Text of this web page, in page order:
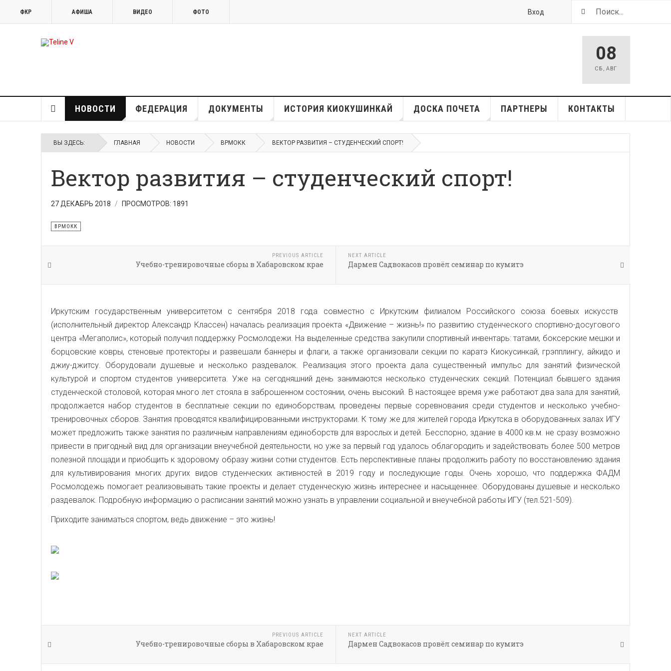
ФКР АФИША ВИДЕО ФОТО Вход
08
СБ ,АВГ
НОВОСТИ ФЕДЕРАЦИЯ ДОКУМЕНТЫ ИСТОРИЯ КИОКУШИНКАЙ ДОСКА ПОЧЕТА ПАРТНЕРЫ КОНТАКТЫ
ВЫ ЗДЕСЬ: ГЛАВНАЯ НОВОСТИ ВРМОКК ВЕКТОР РАЗВИТИЯ – СТУДЕНЧЕСКИЙ СПОРТ!
Вектор развития – студенческий спорт!
27 ДЕКАБРЬ 2018 ПРОСМОТРОВ: 1891
ВРМОКК
PREVIOUS ARTICLE
Учебно-тренировочные сборы в Хабаровском крае
NEXT ARTICLE
Дармен Садвокасов провёл семинар по кумитэ
Иркутским государственным университетом с сентября 2018 года совместно с Иркутским филиалом Российского союза боевых искусств
(исполнительный директор Александр Классен) началась реализация проекта «Движение – жизнь!» по развитию студенческого спортивно-досугового
центра «Мегаполис», который получил поддержку Росмолодежи. На выделенные средства закупили спортивный инвентарь: татами, боксерские мешки и
борцовские ковры, стеновые протекторы и развешали баннеры и флаги, а также организовали секции по каратэ Киокусинкай, грэпплингу, айкидо и
джиу-джитсу. Оборудовали душевые и несколько раздевалок. Реализация этого проекта дала существенный импульс для занятий физической
культурой и спортом студентов университета. Уже на сегодняшний день занимаются несколько студенческих секций. Потенциал бывшего здания
студенческой столовой, которая много лет стояла в заброшенном состоянии, очень высокий. В настоящее время уже работают два зала для занятий,
продолжается набор студентов в бесплатные секции по единоборствам, проведены первые соревнования среди студентов и несколько учебно-
тренировочных сборов. Занятия проводятся квалифицированными инструкторами. К тому же для жителей города Иркутска в оборудованных залах ИГУ
может предложить также занятия по различным направлениям единоборств для взрослых и детей. Бесспорно, здание в 4000 кв.м. не сразу возможно
привести в пригодный вид для организации внеучебной деятельности, но уже за первый год удалось облагородить и задействовать более 500 метров
полезной площади и приобщить к здоровому образу жизни сотни студентов. Есть перспективные планы продолжить работу по восстановлению здания
для культивирования многих других видов студенческих активностей в 2019 году и последующие годы. Очень хорошо, что поддержка ФАДМ
Росмолодежь помогает реализовывать такие проекты и делает студенческую жизнь интереснее и насыщеннее. Оборудованы душевые и несколько
раздевалок. Подробную информацию о расписании занятий можно узнать в управлении социальной и внеучебной работы ИГУ (тел.521-509).
Приходите заниматься спортом, ведь движение – это жизнь!
PREVIOUS ARTICLE
Учебно-тренировочные сборы в Хабаровском крае
NEXT ARTICLE
Дармен Садвокасов провёл семинар по кумитэ